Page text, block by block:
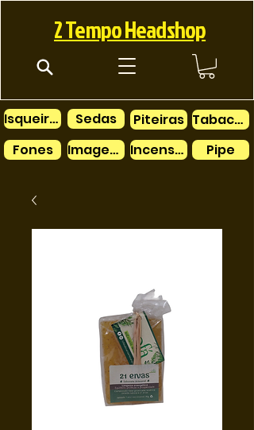
2 Tempo Headshop
Isqueiros
Fones
Sedas
Imagens
Piteiras
Tabacos
Incensos
Pipe